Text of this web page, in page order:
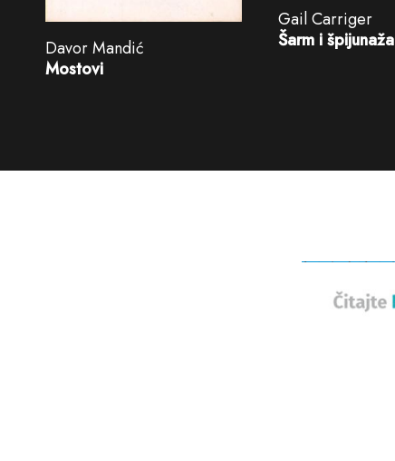
Davor Mandić
Mostovi
Gail Carriger
Šarm i špijunaža